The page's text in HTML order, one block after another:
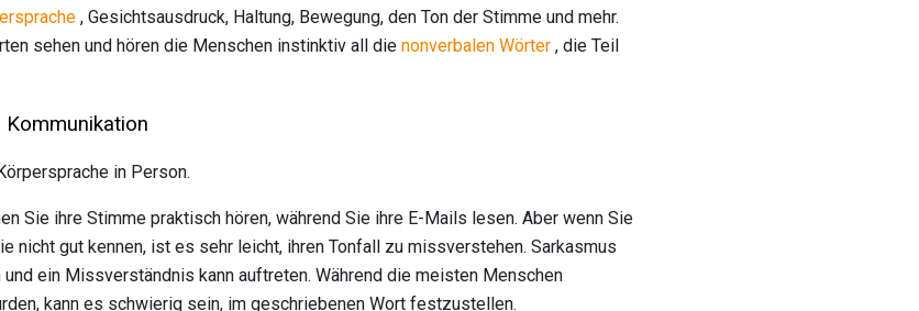
, Gesichtsausdruck, Haltung, Bewegung, den Ton der Stimme und mehr.
sehen und hören die Menschen instinktiv all die nonverbalen Wörter , die Teil
Kommunikation
in Person.
Sie ihre Stimme praktisch hören, während Sie ihre E-Mails lesen. Aber wenn Sie
nicht gut kennen, ist es sehr leicht, ihren Tonfall zu missverstehen. Sarkasmus
ein Missverständnis kann auftreten. Während die meisten Menschen
kann es schwierig sein, im geschriebenen Wort festzustellen.